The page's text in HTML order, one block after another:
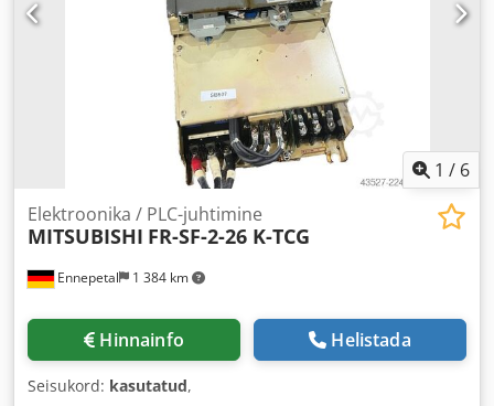
1 / 6
Ennepetal 1 384 km
Elektroonika / PLC-juhtimine
MITSUBISHI FR-SF-2-26 K-TCG
Hinnainfo Helistada
Seisukord: kasutatud,